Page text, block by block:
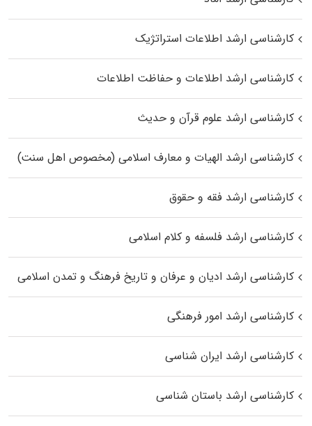
کارشناسی ارشد اطلاعات استراتژیک
کارشناسی ارشد اطلاعات و حفاظت اطلاعات
کارشناسی ارشد علوم قرآن و حدیث
کارشناسی ارشد الهیات و معارف اسلامی (مخصوص اهل سنت)
کارشناسی ارشد فقه و حقوق
کارشناسی ارشد فلسفه و کلام اسلامی
کارشناسی ارشد ادیان و عرفان و تاریخ فرهنگ و تمدن اسلامی
کارشناسی ارشد امور فرهنگی
کارشناسی ارشد ایران شناسی
کارشناسی ارشد باستان شناسی